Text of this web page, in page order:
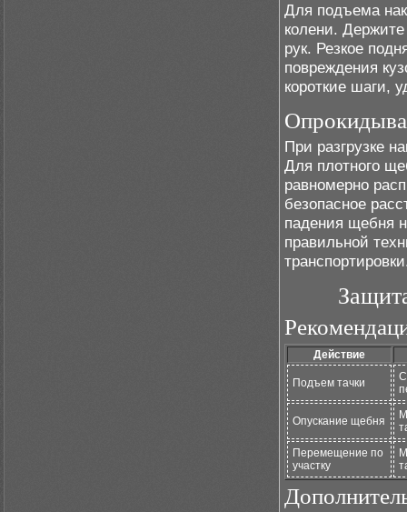
Для подъема
колени.
рук. Резкое
повреждения
короткие шаги,
При разгрузке
Для плотного
равномерно
безопасное
падения щебня
правильной
Действие
Подъем тачки
Опускание щебня
Перемещение по
участку